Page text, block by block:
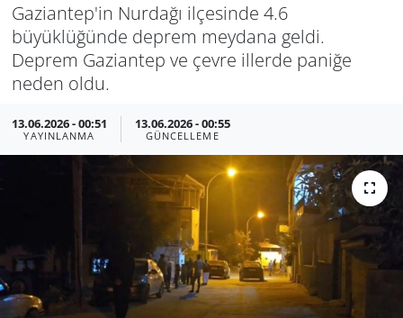
Gaziantep'in Nurdağı ilçesinde 4.6
büyüklüğünde deprem meydana geldi.
Deprem Gaziantep ve çevre illerde paniğe
neden oldu.
13.06.2026 - 00:51
YAYINLANMA
13.06.2026 - 00:55
GÜNCELLEME